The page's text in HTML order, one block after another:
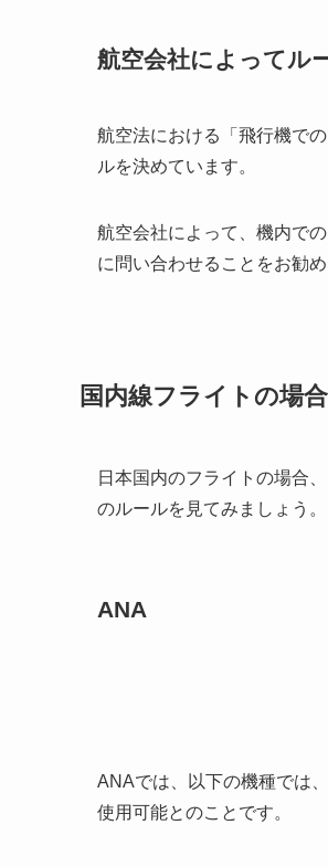
航空会社によってル
航空法における「飛行機で
ルを決めています。
航空会社によって、機内で
に問い合わせることをお勧め
国内線フライトの場合
日本国内のフライトの場合
のルールを見てみましょう。
ANA
ANAでは、以下の機種では
使用可能とのことです。